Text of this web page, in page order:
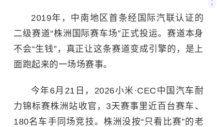
2019年，中南地区首条经国际汽联认证的
二级赛道“株洲国际赛车场”正式投运。赛道本身
不会“生钱”，真正让这条赛道变成引擎的，是上
面跑起来的一场场赛事。
今年6月21日，2026小米·CEC中国汽车耐
力锦标赛株洲站收官，3天赛事里近百台赛车、
180名车手同场竞技。株洲没按“只看比赛”的老